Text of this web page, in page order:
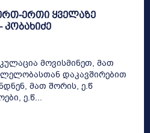
ერთი ყველაზე
კობახიძე
მოვისმინეთ, მათ
დაკავშირებით
მათ შორის, ე.წ
ე.წ...